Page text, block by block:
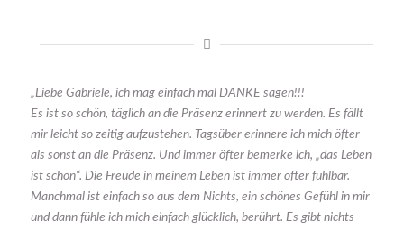
„Liebe Gabriele, ich mag einfach mal DANKE sagen!!!
Es ist so schön, täglich an die Präsenz erinnert zu werden. Es fällt
mir leicht so zeitig aufzustehen. Tagsüber erinnere ich mich öfter
als sonst an die Präsenz. Und immer öfter bemerke ich, „das Leben
ist schön“. Die Freude in meinem Leben ist immer öfter fühlbar.
Manchmal ist einfach so aus dem Nichts, ein schönes Gefühl in mir
und dann fühle ich mich einfach glücklich, berührt. Es gibt nichts